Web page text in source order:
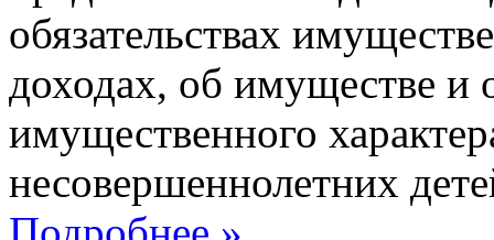
обязательствах
доходах, об имуществе и
имущественного
несовершеннолетних